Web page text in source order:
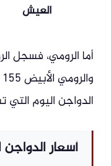
العيش
الدواجن اليوم
أسعار الدواجن